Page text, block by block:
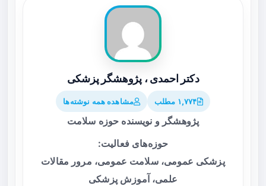
دکتر احمدی ، پژوهشگر پزشکی
۱,۷۷۴ مطلب مشاهده همه نوشته‌ها
پژوهشگر و نویسنده حوزه سلامت
حوزه‌های فعالیت:
پزشکی عمومی، سلامت عمومی، مرور مقالات
علمی، آموزش پزشکی